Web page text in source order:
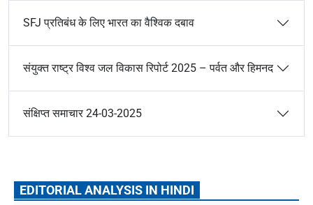
SFJ प्रतिबंध के लिए भारत का वैश्विक दबाव
संयुक्त राष्ट्र विश्व जल विकास रिपोर्ट 2025 – पर्वत और हिमनद
संक्षिप्त समाचार 24-03-2025
EDITORIAL ANALYSIS IN HINDI